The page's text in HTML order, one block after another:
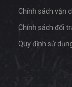
Chính sách vận
Chính sách đổi
Quy định sử